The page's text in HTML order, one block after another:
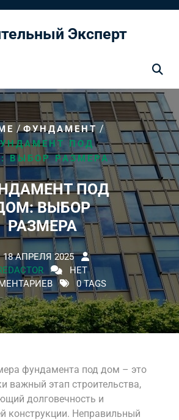
Эксперт
/ФУНДАМЕНТ /
ПОД
ВЫБОР РАЗМЕРА
ПОД
ВЫБОР
РАЗМЕРА
18 АПРЕЛЯ 2025
НЕТ
0 TAGS
фундамента под дом – это
важный этап строительства,
долговечность и
конструкции. Неправильный